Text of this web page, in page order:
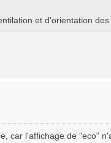
et d'orientation des
car l'affichage de "eco"